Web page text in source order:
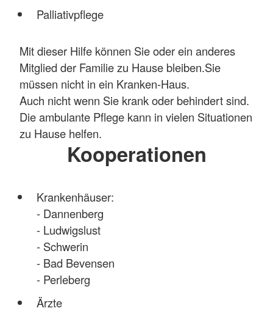
Palliativpflege
Mit dieser Hilfe können Sie oder ein anderes
Mitglied der Familie zu Hause bleiben.Sie
müssen nicht in ein Kranken-Haus.
Auch nicht wenn Sie krank oder behindert sind.
Die ambulante Pflege kann in vielen Situationen
zu Hause helfen.
Kooperationen
Krankenhäuser:
- Dannenberg
- Ludwigslust
- Schwerin
- Bad Bevensen
- Perleberg
Ärzte